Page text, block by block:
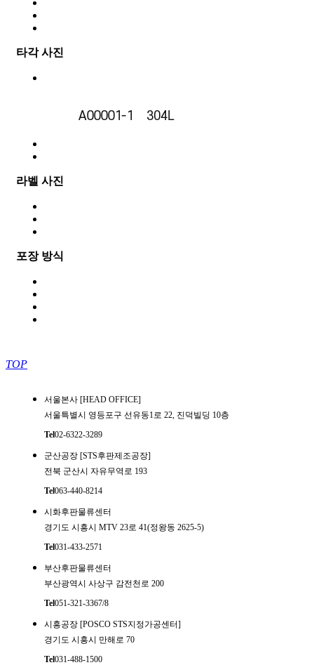
타각 사진
라벨 사진
포장 방식
TOP
서울본사 [HEAD OFFICE]
서울특별시 영등포구 선유동1로 22, 진덕빌딩 10층
Tel02-6322-3289
군산공장 [STS후판제조공장]
전북 군산시 자유무역로 193
Tel063-440-8214
시화후판물류센터
경기도 시흥시 MTV 23로 41(정왕동 2625-5)
Tel031-433-2571
부산후판물류센터
부산광역시 사상구 감전천로 200
Tel051-321-3367/8
시흥공장 [POSCO STS지정가공센터]
경기도 시흥시 만해로 70
Tel031-488-1500